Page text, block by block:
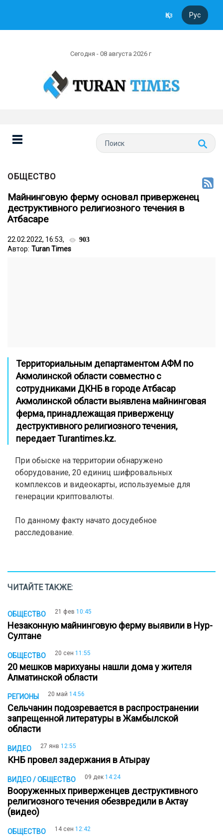
Қаз Рус
Сегодня - 08 августа 2026 г
ОБЩЕСТВО
Майнинговую ферму основал приверженец
деструктивного религиозного течения в
Атбасаре
22.02.2022, 16:53, 903
Автор: Turan Times
Территориальным департаментом АФМ по
Акмолинской области совместно с
сотрудниками ДКНБ в городе Атбасар
Акмолинской области выявлена майнинговая
ферма, принадлежащая приверженцу
деструктивного религиозного течения,
передаетTurantimes.kz.
При обыске на территории обнаружено
оборудование, 20 единиц шифровальных
комплексов и видеокарты, используемые для
генерации криптовалюты.
По данному факту начато досудебное
расследование.
ЧИТАЙТЕ ТАКЖЕ:
ОБЩЕСТВО 21 фев 10:45
Незаконную майнинговую ферму выявили в Нур-
Султане
ОБЩЕСТВО 20 сен 11:55
20 мешков марихуаны нашли дома у жителя
Алматинской области
РЕГИОНЫ 20 май 14:56
Сельчанин подозревается в распространении
запрещенной литературы в Жамбылской
области
ВИДЕО 27 янв 12:55
КНБ провел задержания в Атырау
ВИДЕО / ОБЩЕСТВО 09 дек 14:24
Вооруженных приверженцев деструктивного
религиозного течения обезвредили в Актау
(видео)
ОБЩЕСТВО 14 сен 12:42